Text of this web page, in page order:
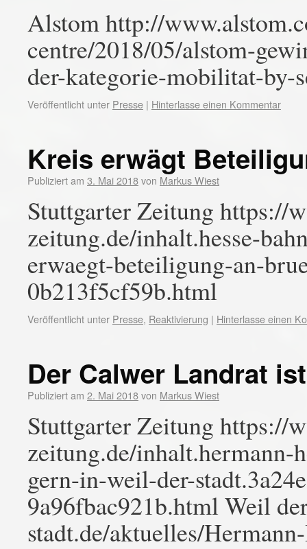
Alstom http://
centre/2018/05/alstom-
der-kategorie-mobilitat-by-
Veröffentlicht unter Presse | Hinterlasse einen Kommentar
Kreis erwägt
Publiziert am 3. Mai 2018von Markus Wiest
Stuttgarter Zeitung https://
zeitung.de/inhalt.hesse-
erwaegt-beteiligung-an-
0b213f5cf59b.html
Veröffentlicht unter Presse, Reaktivierung | Hinterlasse einen
Der Calwer Landrat
Publiziert am 2. Mai 2018von Markus Wiest
Stuttgarter Zeitung https://
zeitung.de/inhalt.hermann-
gern-in-weil-der-
9a96fbac921b.html Weil
stadt.de/aktuelles/